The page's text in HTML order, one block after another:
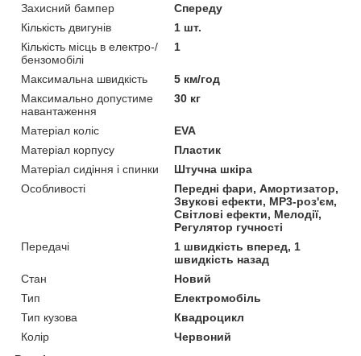
Захисний бампер
Спереду
Кількість двигунів
1 шт.
Кількість місць в електро-/
бензомобілі
1
Максимальна швидкість
5 км/год
Максимально допустиме
навантаження
30 кг
Матеріал коліс
EVA
Матеріал корпусу
Пластик
Матеріал сидіння і спинки
Штучна шкіра
Особливості
Передні фари, Амортизатор,
Звукові ефекти, MP3-роз'єм,
Світлові ефекти, Мелодії,
Регулятор гучності
Передачі
1 швидкість вперед, 1
швидкість назад
Стан
Новий
Тип
Електромобіль
Тип кузова
Квадроцикл
Колір
Червоний